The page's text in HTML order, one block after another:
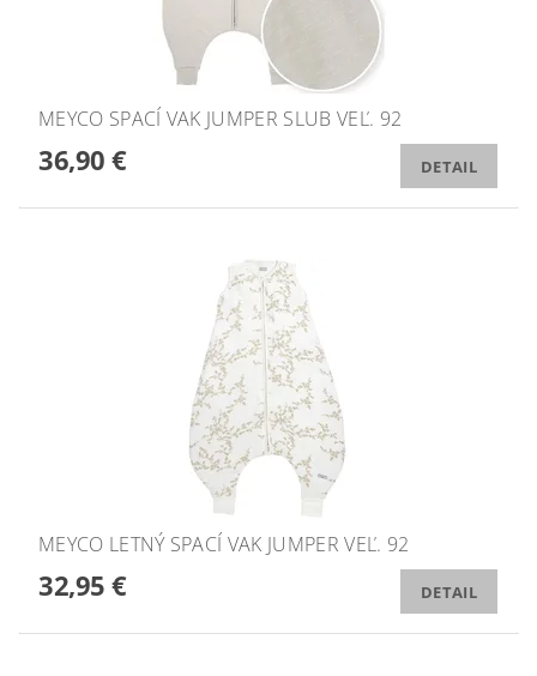
MEYCO SPACÍ VAK JUMPER SLUB VEĽ. 92
36,90 € DETAIL
MEYCO LETNÝ SPACÍ VAK JUMPER VEĽ. 92
32,95 € DETAIL